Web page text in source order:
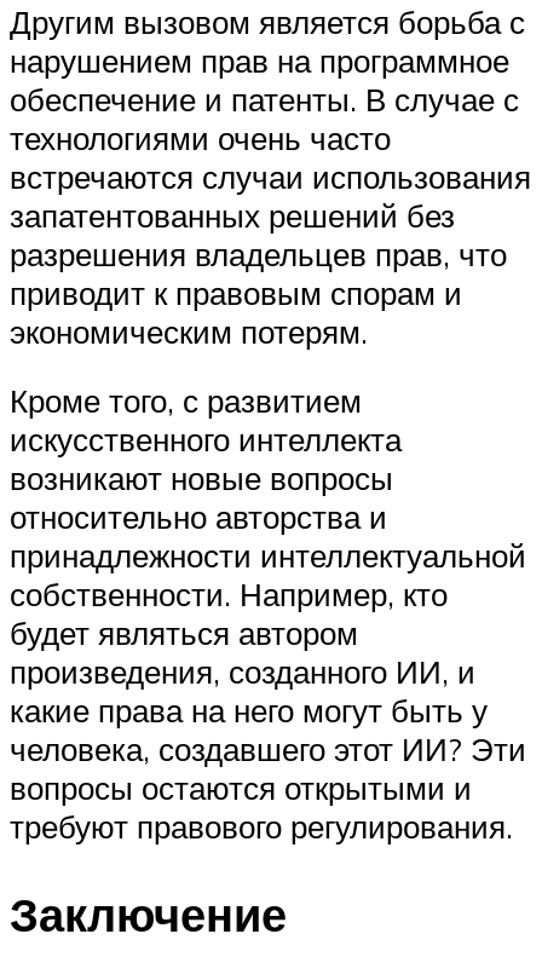
Другим вызовом является борьба с
нарушением прав на программное
обеспечение и патенты. В случае с
технологиями очень часто
встречаются случаи использования
запатентованных решений без
разрешения владельцев прав, что
приводит к правовым спорам и
экономическим потерям.
Кроме того, с развитием
искусственного интеллекта
возникают новые вопросы
относительно авторства и
принадлежности интеллектуальной
собственности. Например, кто
будет являться автором
произведения, созданного ИИ, и
какие права на него могут быть у
человека, создавшего этот ИИ? Эти
вопросы остаются открытыми и
требуют правового регулирования.
Заключение